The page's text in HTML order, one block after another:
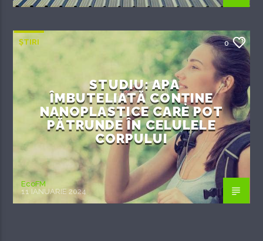
ȘTIRI 0
STUDIU: APA
ÎMBUTELIATĂ CONȚINE
NANOPLASTICE CARE POT
PĂTRUNDE ÎN CELULELE
CORPULUI
EcoFM
11 IANUARIE 2024